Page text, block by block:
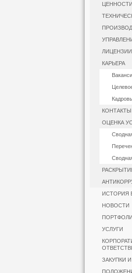
КАРЬЕРА
КОНТАКТЫ
ОЦЕНКА
ИСТОРИЯ
НОВОСТИ
УСЛУГИ
ЗАКУПКИ